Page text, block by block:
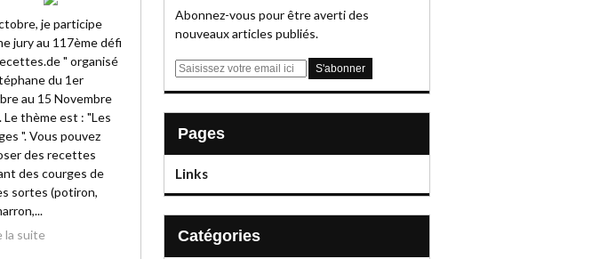
je participe
jury au 117ème défi
" organisé
du 1er
au 15 Novembre
Le thème est : "Les
". Vous pouvez
des recettes
des courges de
sortes (potiron,
la suite
Abonnez-vous pour être averti des
nouveaux articles publiés.
E
Pages
Links
Catégories